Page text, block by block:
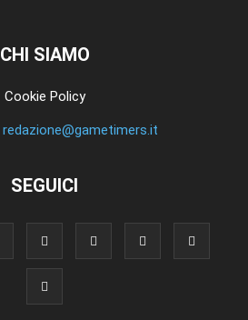
CHI SIAMO
Cookie Policy
redazione@gametimers.it
SEGUICI